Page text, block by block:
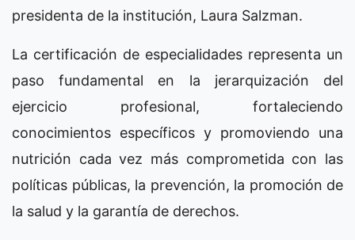
presidenta de la institución, Laura Salzman.
La certificación de especialidades representa un
paso fundamental en la jerarquización del
ejercicio profesional, fortaleciendo
conocimientos específicos y promoviendo una
nutrición cada vez más comprometida con las
políticas públicas, la prevención, la promoción de
la salud y la garantía de derechos.